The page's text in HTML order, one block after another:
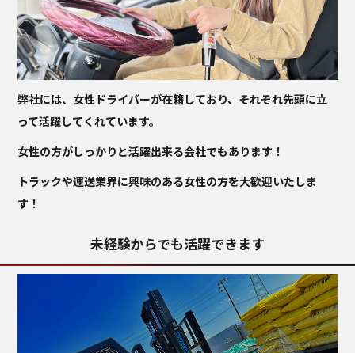
弊社には、女性ドライバーが在籍しており、それぞれ先頭に立
って活躍してくれています。
女性の方がしっかりと活躍出来る会社でもあります！
トラックや運送業界に興味のある女性の方を大歓迎いたしま
す！
未経験からでも活躍できます